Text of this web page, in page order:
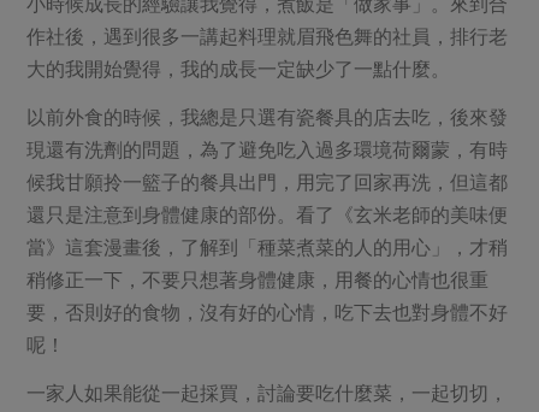
作社後，遇到很多一講起料理就眉飛色舞的社員，排行老
大的我開始覺得，我的成長一定缺少了一點什麼。
以前外食的時候，我總是只選有瓷餐具的店去吃，後來發
現還有洗劑的問題，為了避免吃入過多環境荷爾蒙，有時
候我甘願拎一籃子的餐具出門，用完了回家再洗，但這都
還只是注意到身體健康的部份。看了《玄米老師的美味便
當》這套漫畫後，了解到「種菜煮菜的人的用心」，才稍
稍修正一下，不要只想著身體健康，用餐的心情也很重
要，否則好的食物，沒有好的心情，吃下去也對身體不好
呢！
一家人如果能從一起採買，討論要吃什麼菜，一起切切，